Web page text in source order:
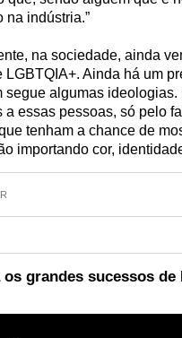
na indústria.”
na sociedade, ainda
LGBTQIA+. Ainda há um
segue algumas
a essas pessoas, só pelo
tenham a chance de
importando cor,
grandes sucessos de